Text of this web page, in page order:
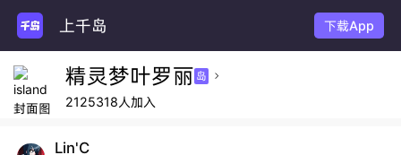
上千岛 下载App
精灵梦叶罗丽 岛 
2125318人加入
Lin'C